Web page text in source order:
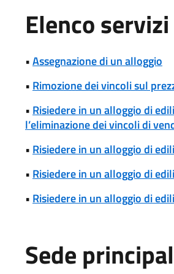
Elenco
•Assegnazione di un alloggio
• Rimozione dei vincoli sul
• Risiedere in un alloggio di
l’eliminazione dei vincoli di
• Risiedere in un alloggio di
• Risiedere in un alloggio di
• Risiedere in un alloggio di
Sede